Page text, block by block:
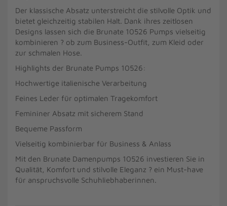
Der klassische Absatz unterstreicht die stilvolle Optik und
bietet gleichzeitig stabilen Halt. Dank ihres zeitlosen
Designs lassen sich die Brunate 10526 Pumps vielseitig
kombinieren ? ob zum Business-Outfit, zum Kleid oder
zur schmalen Hose.
Highlights der Brunate Pumps 10526:
Hochwertige italienische Verarbeitung
Feines Leder für optimalen Tragekomfort
Femininer Absatz mit sicherem Stand
Bequeme Passform
Vielseitig kombinierbar für Business & Anlass
Mit den Brunate Damenpumps 10526 investieren Sie in
Qualität, Komfort und stilvolle Eleganz ? ein Must-have
für anspruchsvolle Schuhliebhaberinnen.